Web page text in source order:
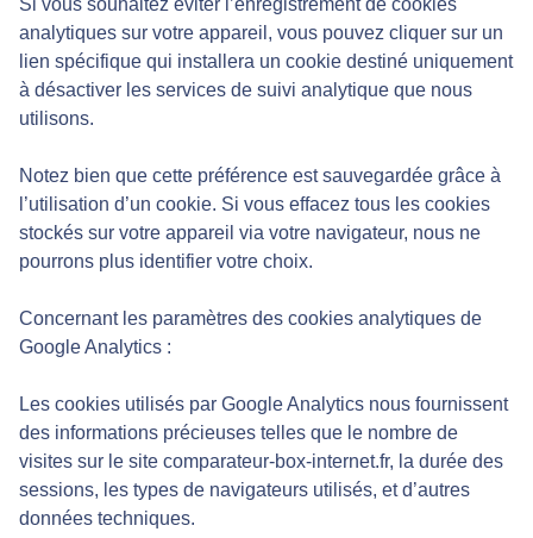
analytiques sur votre appareil, vous pouvez cliquer sur un
lien spécifique qui installera un cookie destiné uniquement
à désactiver les services de suivi analytique que nous
utilisons.
Notez bien que cette préférence est sauvegardée grâce à
l’utilisation d’un cookie. Si vous effacez tous les cookies
stockés sur votre appareil via votre navigateur, nous ne
pourrons plus identifier votre choix.
Concernant les paramètres des cookies analytiques de
Google Analytics :
Les cookies utilisés par Google Analytics nous fournissent
des informations précieuses telles que le nombre de
visites sur le site comparateur-box-internet.fr, la durée des
sessions, les types de navigateurs utilisés, et d’autres
données techniques.